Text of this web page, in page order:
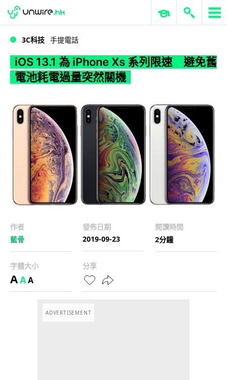
WWDC 2026 ERP 與商業 AI
3C科技 手提電話
iOS 13.1 為 iPhone Xs 系列限速 避免舊
電池耗電過量突然關機
作者
藍骨
發佈日期
2019-09-23
閱讀時間
2分鐘
字體大小
AAA
分享
ADVERTISEMENT